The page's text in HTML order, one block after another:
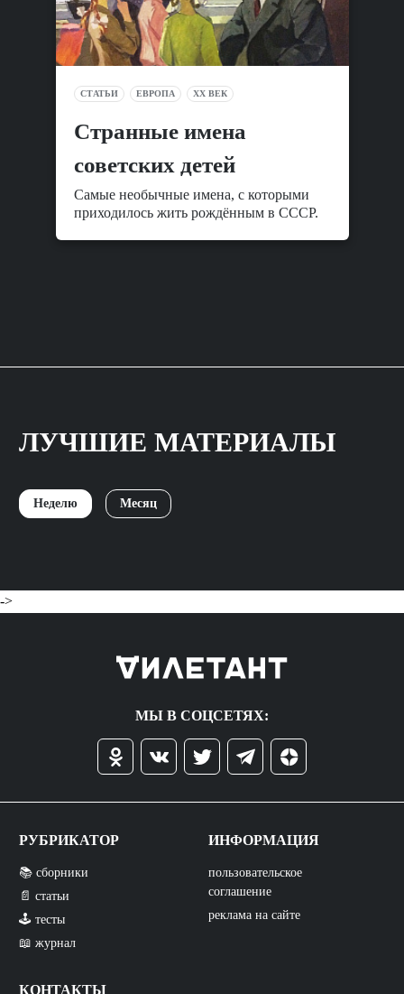
СТАТЬИ ЕВРОПА XX ВЕК
Cтранные имена
советских детей
Самые необычные имена, с которыми
приходилось жить рождённым в СССР.
ЛУЧШИЕ МАТЕРИАЛЫ
Неделю Месяц
->
МЫ В СОЦСЕТЯХ:
РУБРИКАТОР
📚 сборники
📄 статьи
🕹️ тесты
📖 журнал
КОНТАКТЫ
ИНФОРМАЦИЯ
пользовательское
соглашение
реклама на сайте